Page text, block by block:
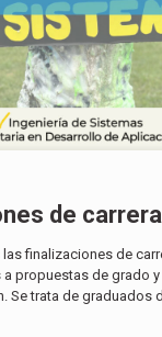
de
finalizaciones de
propuestas de grado
Se trata de graduados